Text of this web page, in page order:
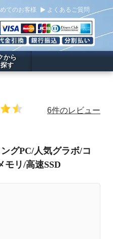
てのお客様 よくあるご質問
から
す
6件のレビュー
グPC/人気グラボ/コ
モリ/高速SSD